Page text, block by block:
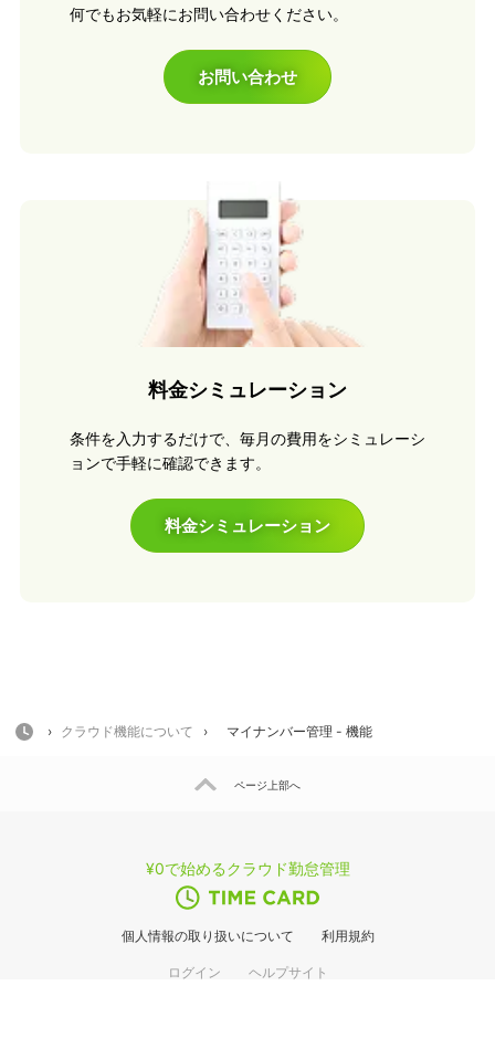
何でもお気軽にお問い合わせください。
お問い合わせ
料金シミュレーション
条件を入力するだけで、毎月の費用をシミュレーシ
ョンで手軽に確認できます。
料金シミュレーション
HOME
› クラウド機能について › マイナンバー管理 - 機能
ページ上部へ
¥0で始めるクラウド勤怠管理
個人情報の取り扱いについて 利用規約
ログイン ヘルプサイト